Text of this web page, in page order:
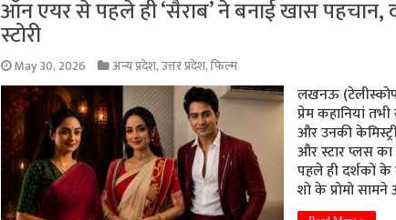
ऑन एयर से पहले ही ‘सैराब’ ने बनाई खास पहचान,
स्टोरी
May 30, 2026 अन्य प्रदेश,उत्तर प्रदेश,फिल्म
लखनऊ (टेलीस्कोप
प्रेम कहानियां
और उनकी
और स्टार प्लस का
पहले ही दर्शकों के
शो के प्रोमो